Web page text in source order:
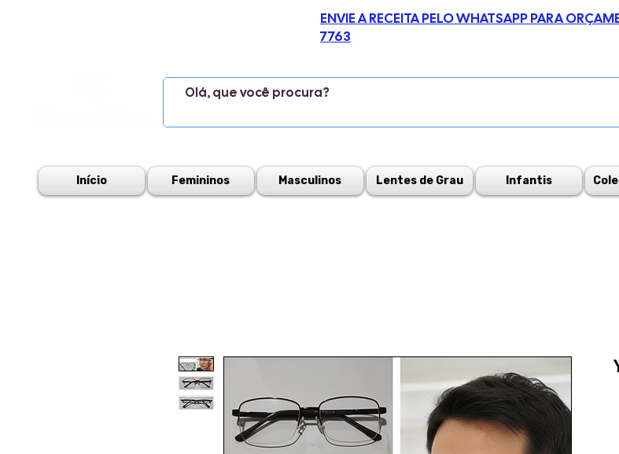
ENVIE A RECEITA PELO WHATSAPP PARA
7763
Início Femininos Masculinos Lentes de Grau Infantis